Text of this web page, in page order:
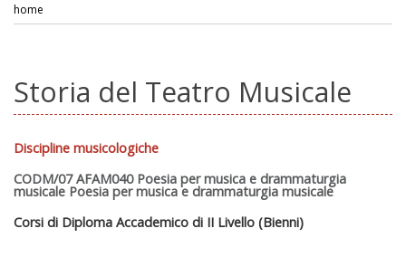
home
Storia del Teatro Musicale
Discipline musicologiche
CODM/07 AFAM040 Poesia per musica e drammaturgia
musicale Poesia per musica e drammaturgia musicale
Corsi di Diploma Accademico di II Livello (Bienni)